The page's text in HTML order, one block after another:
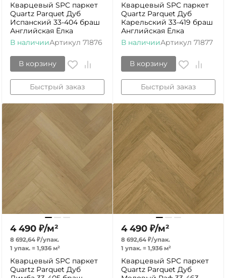
Кварцевый SPC паркет
Quartz Parquet Дуб
Испанский 33-404 браш
Английская Ёлка
В наличииАртикул 71876
В корзину
Быстрый заказ
Кварцевый SPC паркет
Quartz Parquet Дуб
Карельский 33-419 браш
Английская Ёлка
В наличииАртикул 71877
В корзину
Быстрый заказ
4 490 ₽/м²
8 692,64 ₽/упак.
1 упак. = 1,936 м²
Кварцевый SPC паркет
Quartz Parquet Дуб
4 490 ₽/м²
8 692,64 ₽/упак.
1 упак. = 1,936 м²
Кварцевый SPC паркет
Quartz Parquet Дуб